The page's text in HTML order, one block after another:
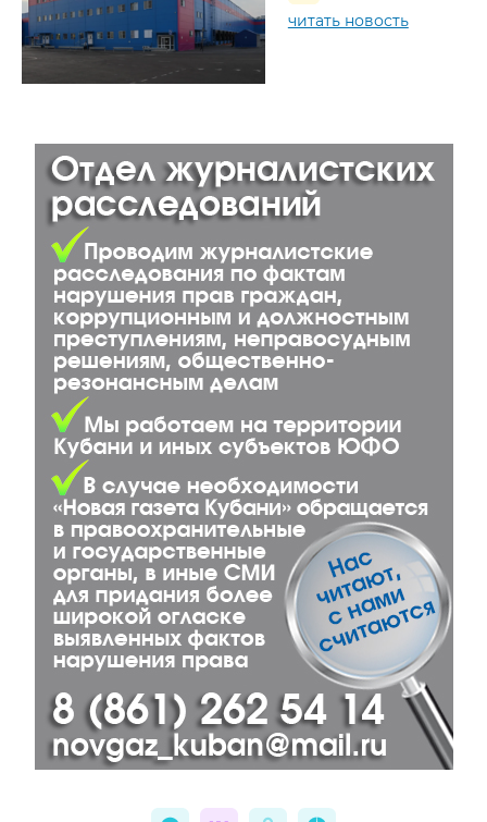
читать новость